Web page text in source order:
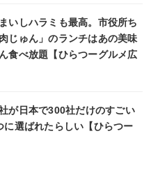
いしハラミも最高。市役所ち
じゅん」のランチはあの美味
食べ放題【ひらつーグルメ広
が日本で300社だけのすごい
に選ばれたらしい【ひらつー